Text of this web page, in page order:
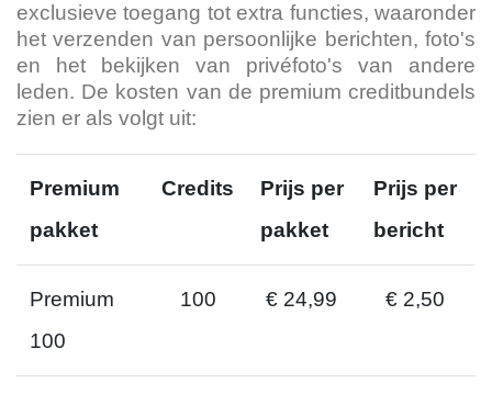
exclusieve toegang tot extra functies, waaronder
het verzenden van persoonlijke berichten, foto's
en het bekijken van privéfoto's van andere
leden. De kosten van de premium creditbundels
zien er als volgt uit:
Premium
pakket
Credits
Prijs per
pakket
Prijs per
bericht
Premium
100
100 € 24,99 € 2,50